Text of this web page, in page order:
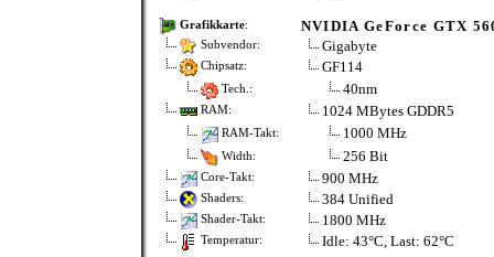
Grafikkarte: NVIDIA GeForce GTX
Subvendor: Gigabyte
Chipsatz: GF114
Tech.: 40nm
RAM: 1024 MBytes GDDR5
RAM-Takt: 1000 MHz
Width: 256 Bit
Core-Takt: 900 MHz
Shaders: 384 Unified
Shader-Takt: 1800 MHz
Temperatur: Idle: 43°C, Last: 62°C